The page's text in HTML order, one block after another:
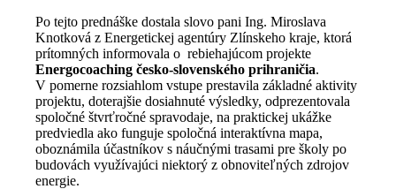
Po tejto prednáške dostala slovo pani Ing. Miroslava
Knotková z Energetickej agentúry Zlínskeho kraje, ktorá
prítomných informovala o rebiehajúcom projekte
Energocoaching česko-slovenského prihraničia.
V pomerne rozsiahlom vstupe prestavila základné aktivity
projektu, doterajšie dosiahnuté výsledky, odprezentovala
spoločné štvrťročné spravodaje, na praktickej ukážke
predviedla ako funguje spoločná interaktívna mapa,
oboznámila účastníkov s náučnými trasami pre školy po
budovách využívajúci niektorý z obnoviteľných zdrojov
energie.